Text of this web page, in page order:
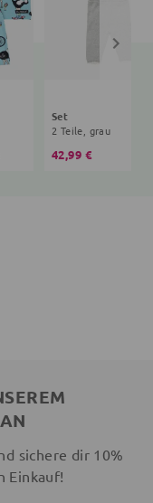
Set
2 Teile, grau
42,99 €
sichere dir 10%
Einkauf!